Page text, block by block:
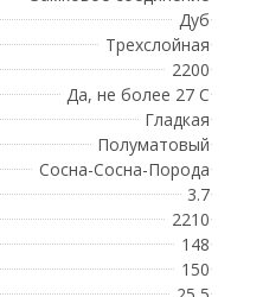
Дуб
Трехслойная
2200
Да, не более 27 С
Гладкая
Полуматовый
Сосна-Сосна-Порода
3.7
2210
148
150